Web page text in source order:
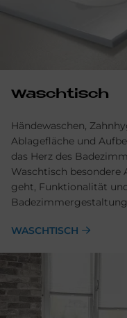
Waschtisch
Händewaschen,
Ablagefläche und
das Herz des
Waschtisch besondere
geht, Funktionalität
WASCHTISCH